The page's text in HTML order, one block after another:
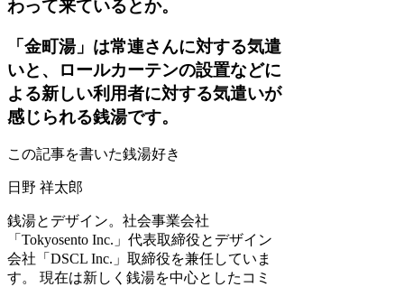
わって来ているとか。
「金町湯」は常連さんに対する気遣
いと、ロールカーテンの設置などに
よる新しい利用者に対する気遣いが
感じられる銭湯です。
この記事を書いた銭湯好き
日野 祥太郎
銭湯とデザイン。社会事業会社
「Tokyosento Inc.」代表取締役とデザイン
会社「DSCL Inc.」取締役を兼任していま
す。 現在は新しく銭湯を中心としたコミ